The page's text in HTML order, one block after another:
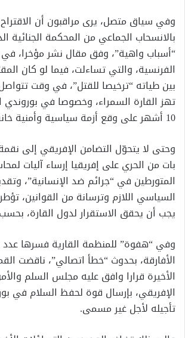
وفي سياق متصل، يرى مراقبون أن
بالانسحاب الجماعي من المحكمة الجنائية
“أسباب واهية”، وفق مقال نشر مؤخرا،
الفرنسية، والتي تساءلت، فيما لو كان
بين طياته “ترخيصا للقتل”، في وقت
تهز القارة السمراء، وخصوصا في
10 أشهر على وقع أزمة سياسية وأمنية خانقة؟
وحتى لا يتحوّل التضامن الإفريقي إلى
بات من الحري على إفريقيا إرساء آليات
المتورطين في “جرائم ضد الإنسانية”،
السياسي اللازم وترسانة من القوانين،
يجب أن يحقق الاستقرار لدول القارة،
وفي “هفوة” للمنظمة القارية فسرها
الأفارقة، بحدوث “خطأ اتصالي”، ناقضت
الأخيرة قرارا وافق عليه مجلس السلم
الإفريقي، بإرسال قوة لحفظ السلام في
تأجيله لأجل غير مسمى.